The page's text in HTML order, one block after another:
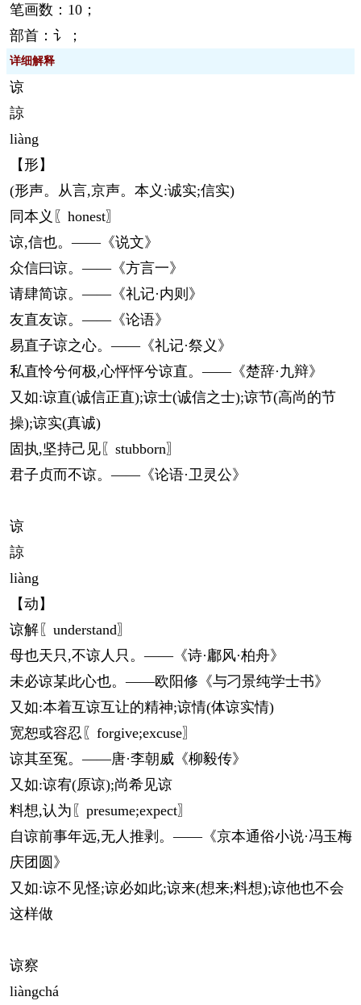
笔画数：10；
部首：讠；
详细解释
谅
諒
liàng
【形】
(形声。从言,京声。本义:诚实;信实)
同本义〖honest〗
谅,信也。——《说文》
众信曰谅。——《方言一》
请肆简谅。——《礼记·内则》
友直友谅。——《论语》
易直子谅之心。——《礼记·祭义》
私直怜兮何极,心怦怦兮谅直。——《楚辞·九辩》
又如:谅直(诚信正直);谅士(诚信之士);谅节(高尚的节
操);谅实(真诚)
固执,坚持己见〖stubborn〗
君子贞而不谅。——《论语·卫灵公》
谅
諒
liàng
【动】
谅解〖understand〗
母也天只,不谅人只。——《诗·鄘风·柏舟》
未必谅某此心也。——欧阳修《与刁景纯学士书》
又如:本着互谅互让的精神;谅情(体谅实情)
宽恕或容忍〖forgive;excuse〗
谅其至冤。——唐·李朝威《柳毅传》
又如:谅宥(原谅);尚希见谅
料想,认为〖presume;expect〗
自谅前事年远,无人推剥。——《京本通俗小说·冯玉梅
庆团圆》
又如:谅不见怪;谅必如此;谅来(想来;料想);谅他也不会
这样做
谅察
liàngchá